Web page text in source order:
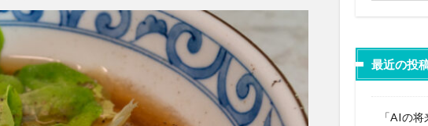
最近の投
「AIの
検索